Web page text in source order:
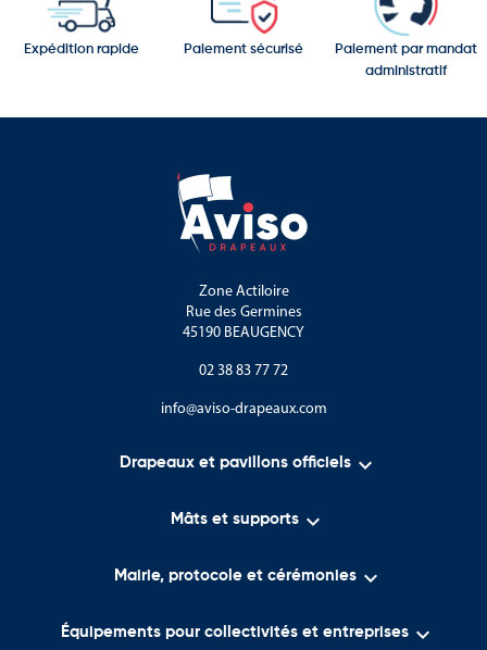
Expédition rapide Paiement sécurisé
Paiement par mandat
administratif
Zone Actiloire
Rue des Germines
45190 BEAUGENCY
02 38 83 77 72
info@aviso-drapeaux.com
Drapeaux et pavillons officiels 
Mâts et supports 
Mairie, protocole et cérémonies 
Équipements pour collectivités et entreprises 